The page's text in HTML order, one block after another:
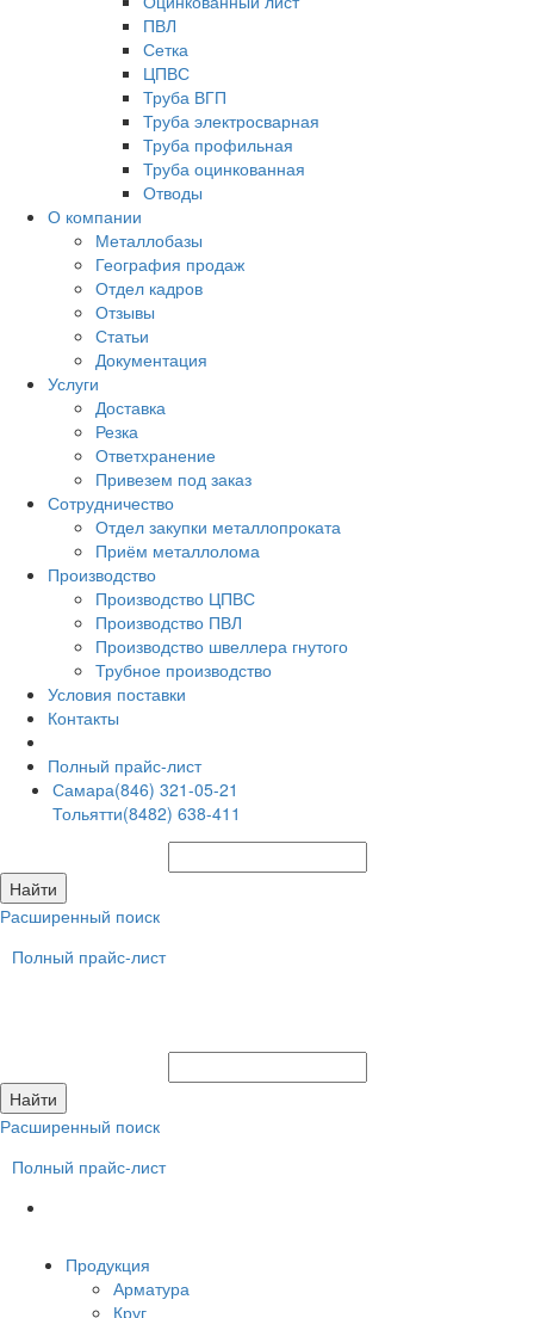
ПВЛ
Сетка
ЦПВС
Труба ВГП
Труба электросварная
Труба профильная
Труба оцинкованная
Отводы
О компании
Металлобазы
География продаж
Отдел кадров
Отзывы
Статьи
Документация
Услуги
Доставка
Резка
Ответхранение
Привезем под заказ
Сотрудничество
Отдел закупки металлопроката
Приём металлолома
Производство
Производство ЦПВС
Производство ПВЛ
Производство швеллера гнутого
Трубное производство
Условия поставки
Контакты
Полный прайс-лист
Самара(846) 321-05-21
Тольятти(8482) 638-411
Расширенный поиск
Полный прайс-лист
Расширенный поиск
Полный прайс-лист
Продукция
Арматура
Круг